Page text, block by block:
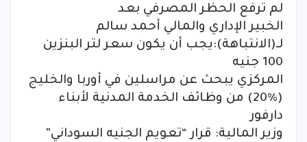
لم ترفع الحظر المصرفي بعد
الخبير الإداري والمالي أحمد سالم
لـ(الانتباهة):يجب أن يكون سعر لتر البنزين
100 جنيه
المركزي يبحث عن مراسلين في أوربا والخليج
(20%) من وظائف الخدمة المدنية لأبناء
دارفور
وزير المالية: قرار “تعويم الجنيه السوداني”